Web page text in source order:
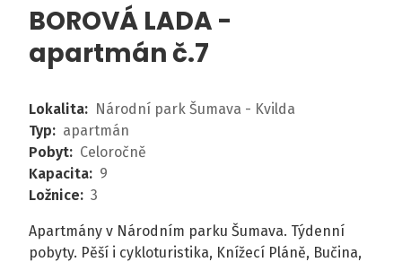
BOROVÁ LADA -
apartmán č.7
Lokalita: Národní park Šumava - Kvilda
Typ: apartmán
Pobyt: Celoročně
Kapacita: 9
Ložnice: 3
Apartmány v Národním parku Šumava. Týdenní
pobyty. Pěší i cykloturistika, Knížecí Pláně, Bučina,